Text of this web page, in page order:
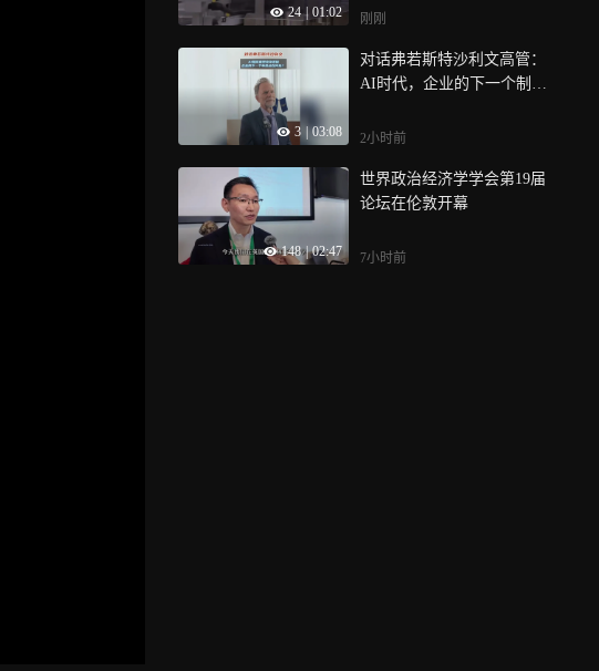
24 | 01:02 刚刚
3 03:08
对话弗若斯特沙利文高管：
AI时代，企业的下一个制胜
2小时前
148 | 02:47
世界政治经济学学会第19届
论坛在伦敦开幕
7小时前